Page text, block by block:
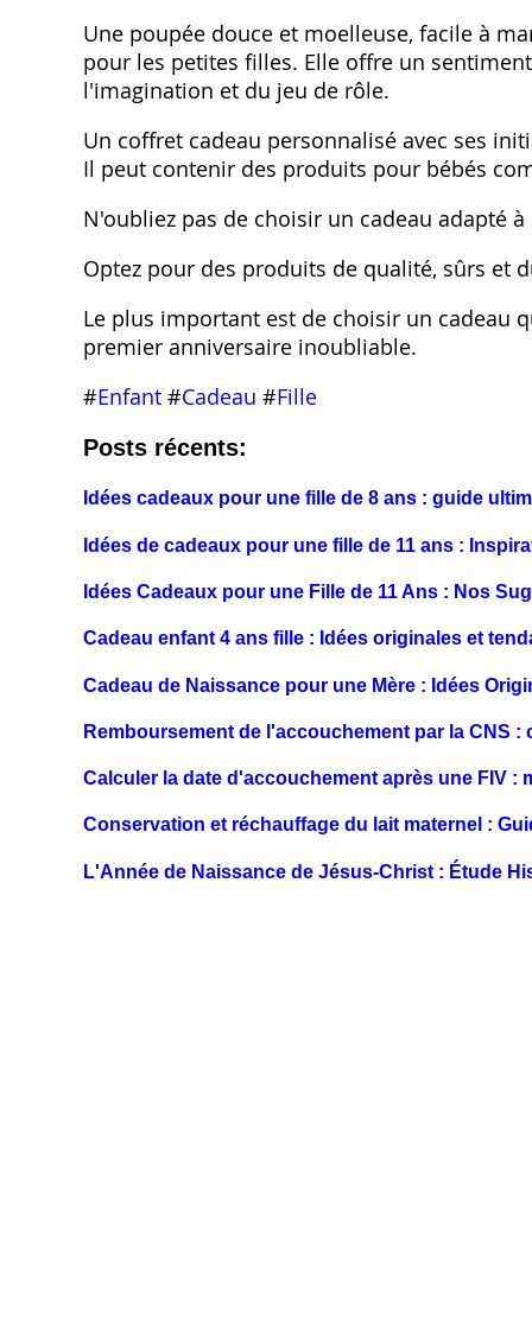
Une poupée douce et moelleuse, facile à
pour les petites filles. Elle offre un
l'imagination et du jeu de rôle.
Un coffret cadeau personnalisé avec ses
Il peut contenir des produits pour bébés
N'oubliez pas de choisir un cadeau adapté
Optez pour des produits de qualité, sûrs et
Le plus important est de choisir un cadeau
premier anniversaire inoubliable.
#Enfant #Cadeau #Fille
Posts récents:
Idées cadeaux pour une fille de 8 ans : guide
Idées de cadeaux pour une fille de 11 ans :
Idées Cadeaux pour une Fille de 11 Ans : Nos
Cadeau enfant 4 ans fille : Idées originales et
Cadeau de Naissance pour une Mère : Idées
Remboursement de l'accouchement par la CNS
Calculer la date d'accouchement après une FIV :
Conservation et réchauffage du lait maternel :
L'Année de Naissance de Jésus-Christ : Étude